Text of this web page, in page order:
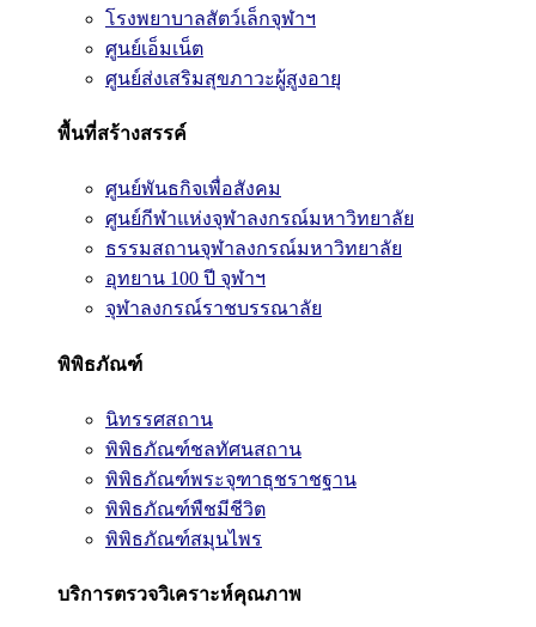
โรงพยาบาลสัตว์เล็กจุฬาฯ
ศูนย์เอ็มเน็ต
ศูนย์ส่งเสริมสุขภาวะผู้สูงอายุ
พื้นที่สร้างสรรค์
ศูนย์พันธกิจเพื่อสังคม
ศูนย์กีฬาแห่งจุฬาลงกรณ์มหาวิทยาลัย
ธรรมสถานจุฬาลงกรณ์มหาวิทยาลัย
อุทยาน 100 ปี จุฬาฯ
จุฬาลงกรณ์ราชบรรณาลัย
พิพิธภัณฑ์
นิทรรศสถาน
พิพิธภัณฑ์ชลทัศนสถาน
พิพิธภัณฑ์พระจุฑาธุชราชฐาน
พิพิธภัณฑ์พืชมีชีวิต
พิพิธภัณฑ์สมุนไพร
บริการตรวจวิเคราะห์คุณภาพ